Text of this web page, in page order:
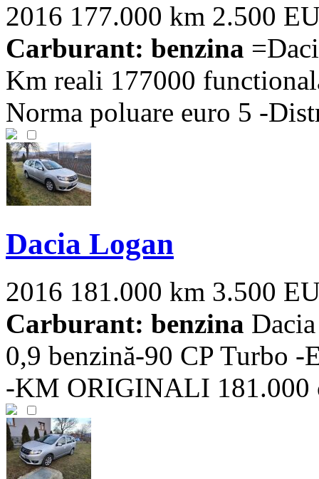
2016 177.000 km 2.500
Carburant: benzina
Km reali 177000
Norma poluare euro 5 -
Dacia Logan
2016 181.000 km 3.500
Carburant: benzina
0,9 benzină-90 CP Turbo -
-KM ORIGINALI 181.000